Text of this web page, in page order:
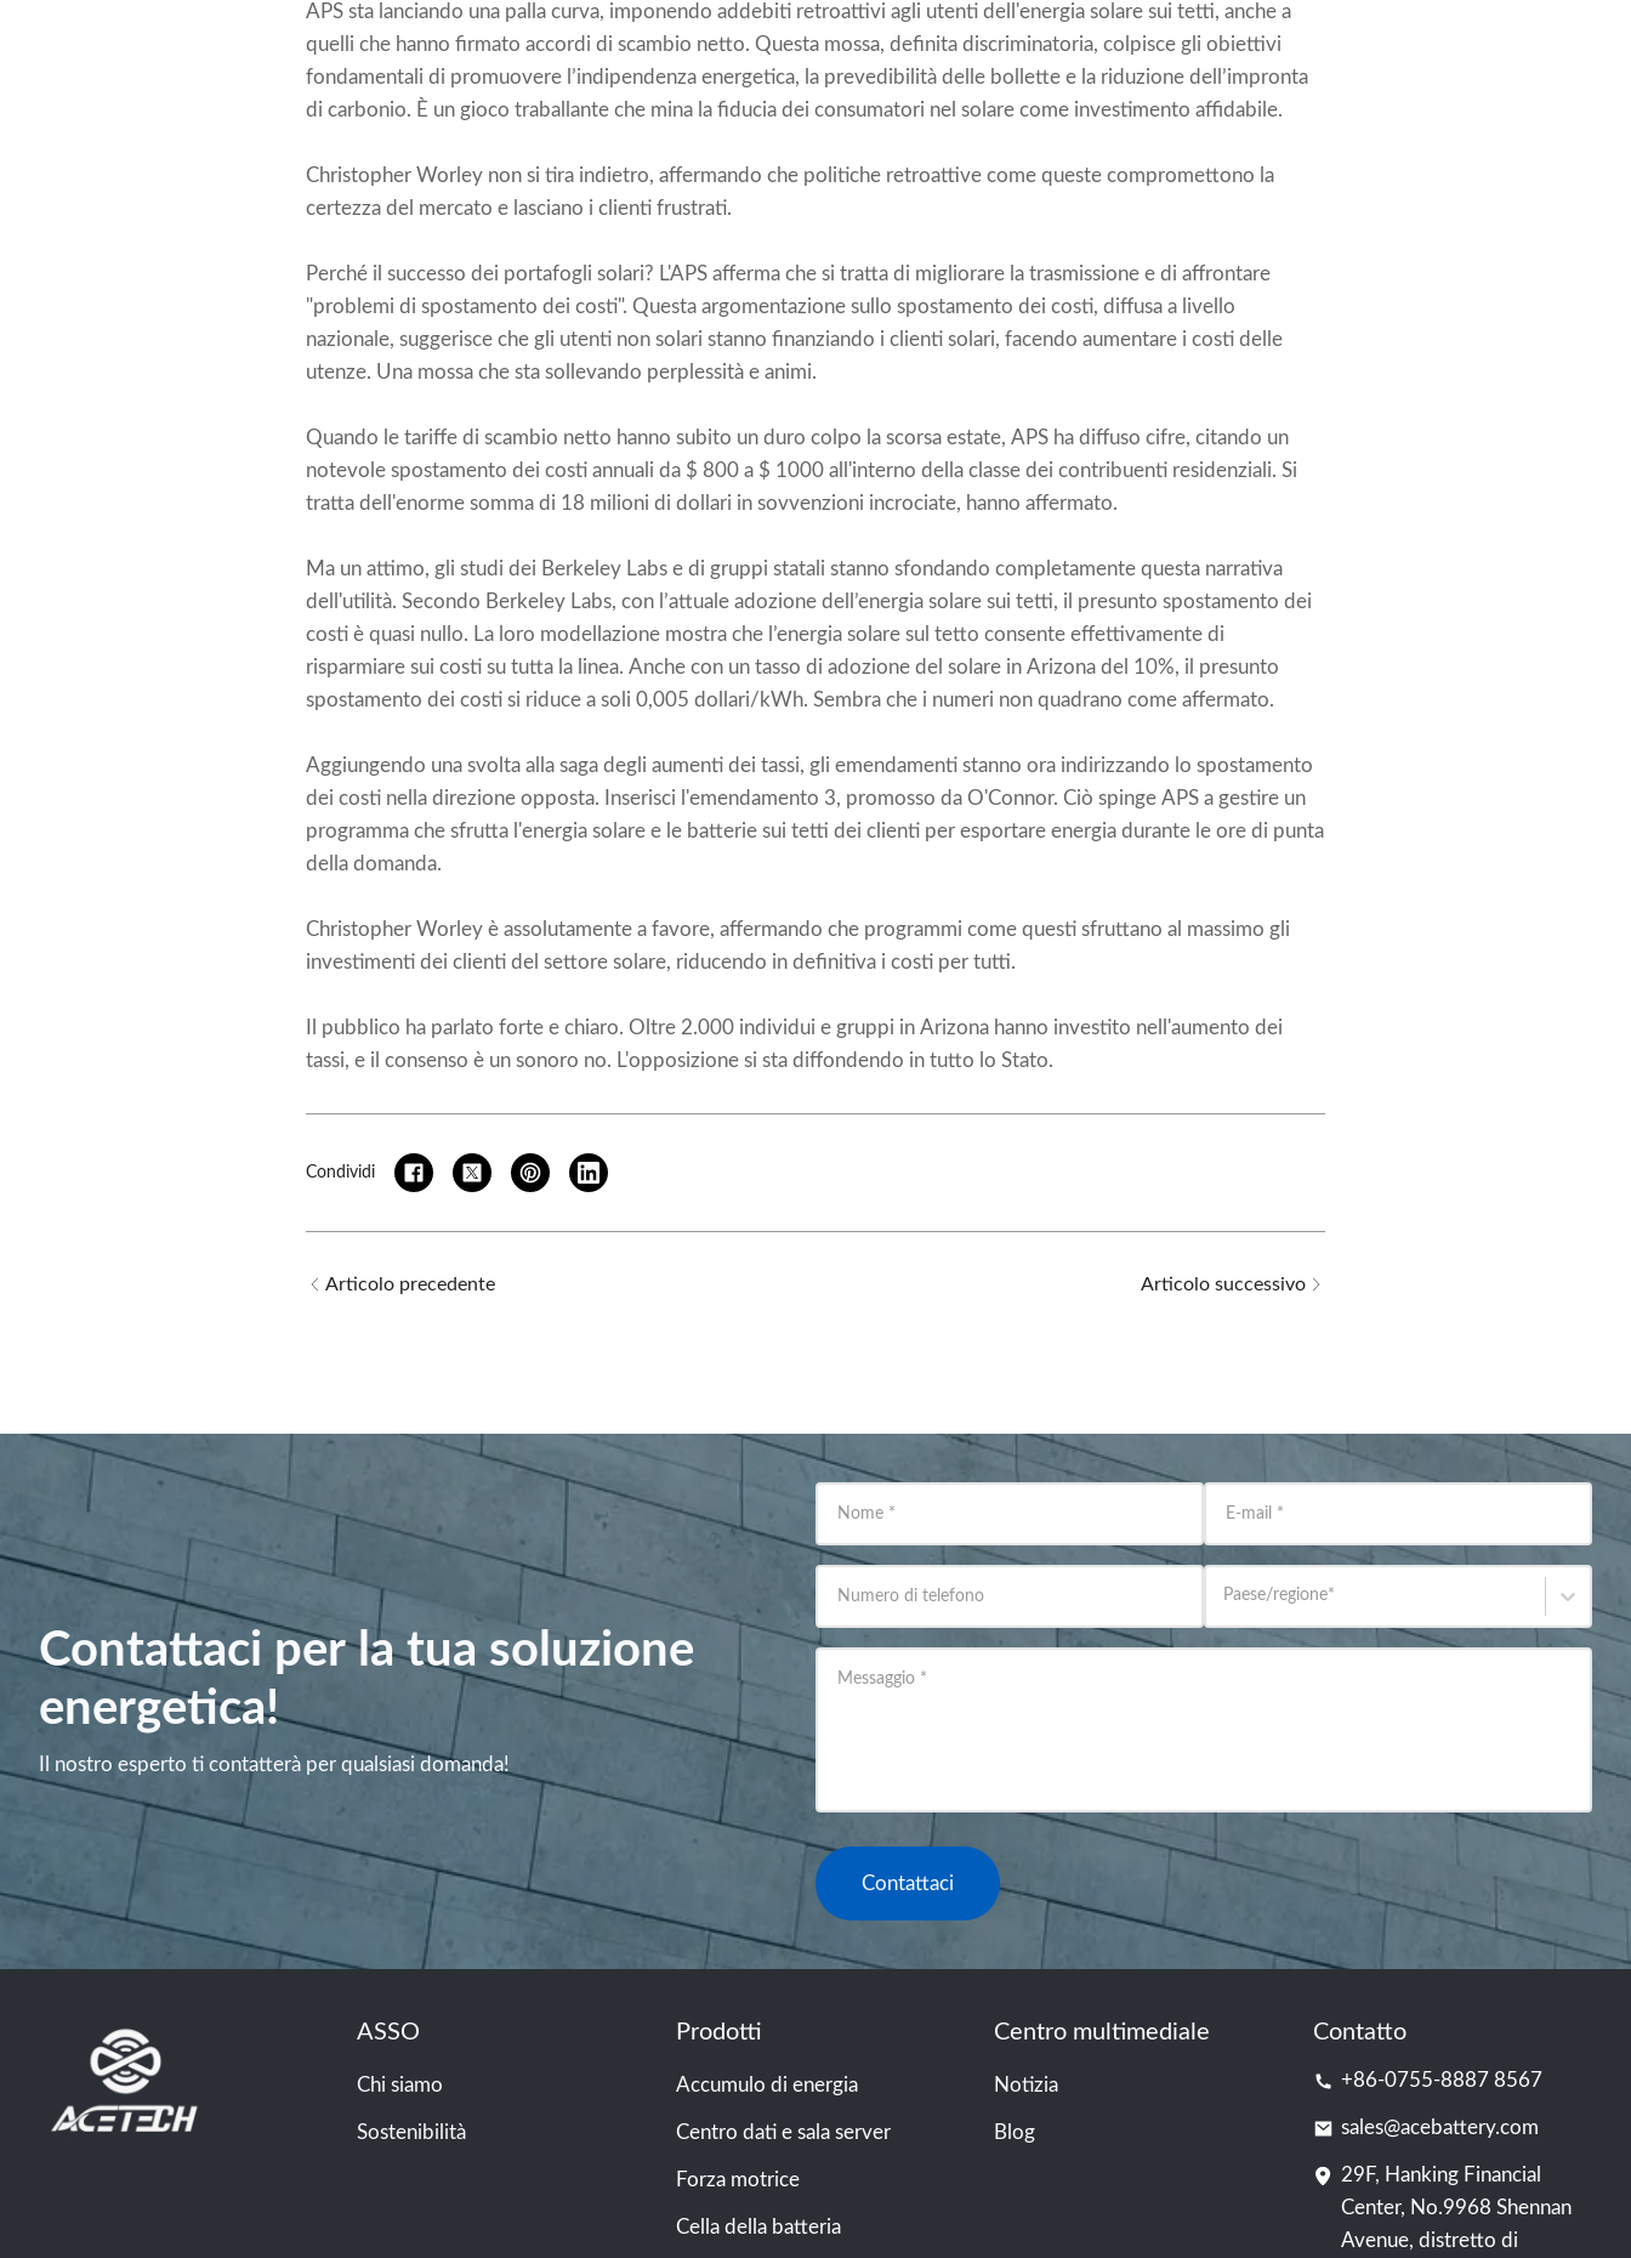
APS sta lanciando una palla curva, imponendo addebiti retroattivi agli utenti dell'energia solare sui tetti, anche a
quelli che hanno firmato accordi di scambio netto. Questa mossa, definita discriminatoria, colpisce gli obiettivi
fondamentali di promuovere l’indipendenza energetica, la prevedibilità delle bollette e la riduzione dell’impronta
di carbonio. È un gioco traballante che mina la fiducia dei consumatori nel solare come investimento affidabile.
Christopher Worley non si tira indietro, affermando che politiche retroattive come queste compromettono la
certezza del mercato e lasciano i clienti frustrati.
Perché il successo dei portafogli solari? L'APS afferma che si tratta di migliorare la trasmissione e di affrontare
"problemi di spostamento dei costi". Questa argomentazione sullo spostamento dei costi, diffusa a livello
nazionale, suggerisce che gli utenti non solari stanno finanziando i clienti solari, facendo aumentare i costi delle
utenze. Una mossa che sta sollevando perplessità e animi.
Quando le tariffe di scambio netto hanno subito un duro colpo la scorsa estate, APS ha diffuso cifre, citando un
notevole spostamento dei costi annuali da $ 800 a $ 1000 all'interno della classe dei contribuenti residenziali. Si
tratta dell'enorme somma di 18 milioni di dollari in sovvenzioni incrociate, hanno affermato.
Ma un attimo, gli studi dei Berkeley Labs e di gruppi statali stanno sfondando completamente questa narrativa
dell'utilità. Secondo Berkeley Labs, con l’attuale adozione dell’energia solare sui tetti, il presunto spostamento dei
costi è quasi nullo. La loro modellazione mostra che l’energia solare sul tetto consente effettivamente di
risparmiare sui costi su tutta la linea. Anche con un tasso di adozione del solare in Arizona del 10%, il presunto
spostamento dei costi si riduce a soli 0,005 dollari/kWh. Sembra che i numeri non quadrano come affermato.
Aggiungendo una svolta alla saga degli aumenti dei tassi, gli emendamenti stanno ora indirizzando lo spostamento
dei costi nella direzione opposta. Inserisci l'emendamento 3, promosso da O'Connor. Ciò spinge APS a gestire un
programma che sfrutta l'energia solare e le batterie sui tetti dei clienti per esportare energia durante le ore di punta
della domanda.
Christopher Worley è assolutamente a favore, affermando che programmi come questi sfruttano al massimo gli
investimenti dei clienti del settore solare, riducendo in definitiva i costi per tutti.
Il pubblico ha parlato forte e chiaro. Oltre 2.000 individui e gruppi in Arizona hanno investito nell'aumento dei
tassi, e il consenso è un sonoro no. L'opposizione si sta diffondendo in tutto lo Stato.
Condividi
Articolo precedente Articolo successivo
Contattaci per la tua soluzione
energetica!
Il nostro esperto ti contatterà per qualsiasi domanda!
Nome * E-mail *
Numero di telefono Paese/regione*
Messaggio *
Contattaci
ASSO
Chi siamo
Sostenibilità
Prodotti
Accumulo di energia
Centro dati e sala server
Forza motrice
Cella della batteria
Centro multimediale
Notizia
Blog
Contatto
+86-0755-8887 8567
sales@acebattery.com
29F, Hanking Financial
Center, No.9968 Shennan
Avenue, distretto di